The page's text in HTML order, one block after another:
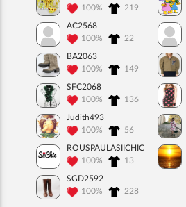
100%
219
AC2568
100%
22
BA2063
100%
149
SFC2068
100%
136
Judith493
100%
56
ROUSPAULASIICHIC
100%
13
SGD2592
100%
228